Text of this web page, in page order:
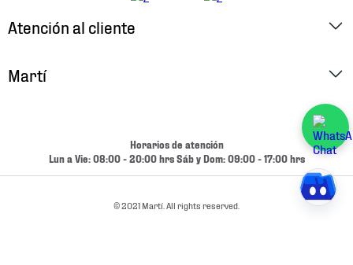
Atención al cliente
Cambios y Devoluciones
Martí
Términos y Condiciones
Horarios de atención
Lun a Vie: 08:00 - 20:00 hrs Sáb y Dom: 09:00 - 17:00 hrs
© 2021 Martí. All rights reserved.